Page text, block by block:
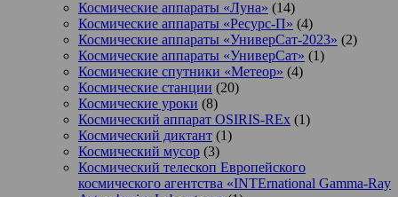
Космические аппараты «Луна» (14)
Космические аппараты «Ресурс-П» (4)
Космические аппараты «УниверСат-2023» (2)
Космические аппараты «УниверСат» (1)
Космические спутники «Метеор» (4)
Космические станции (20)
Космические уроки (8)
Космический аппарат OSIRIS-REx (1)
Космический диктант (1)
Космический мусор (3)
Космический телескоп Европейского
космического агентства «INTErnational Gamma-Ray